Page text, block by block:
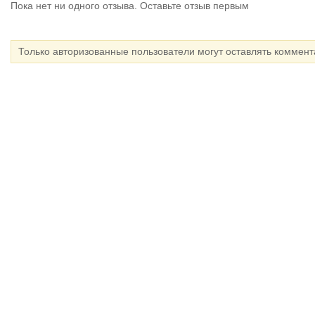
Пока нет ни одного отзыва. Оставьте отзыв первым
Только авторизованные пользователи могут оставлять